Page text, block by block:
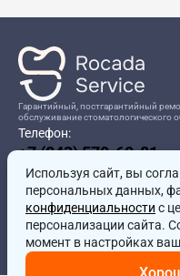
Гарантийный, постгарантийный
обслуживание стоматологического
Телефон:
+7 (843) 570-60-81
Режим работы:8:00-17:00
Адрес:
г.Казань,
Почта:
Используя сайт, вы
персональных данных,
конфиденциальности с
персонализации сайта.
момент в настройках